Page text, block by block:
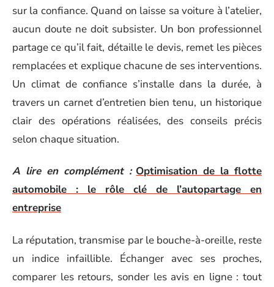
sur la confiance. Quand on laisse sa voiture à l’atelier,
aucun doute ne doit subsister. Un bon professionnel
partage ce qu’il fait, détaille le devis, remet les pièces
remplacées et explique chacune de ses interventions.
Un climat de confiance s’installe dans la durée, à
travers un carnet d’entretien bien tenu, un historique
clair des opérations réalisées, des conseils précis
selon chaque situation.
A lire en complément : Optimisation de la flotte
automobile : le rôle clé de l’autopartage en
entreprise
La réputation, transmise par le bouche-à-oreille, reste
un indice infaillible. Échanger avec ses proches,
comparer les retours, sonder les avis en ligne : tout